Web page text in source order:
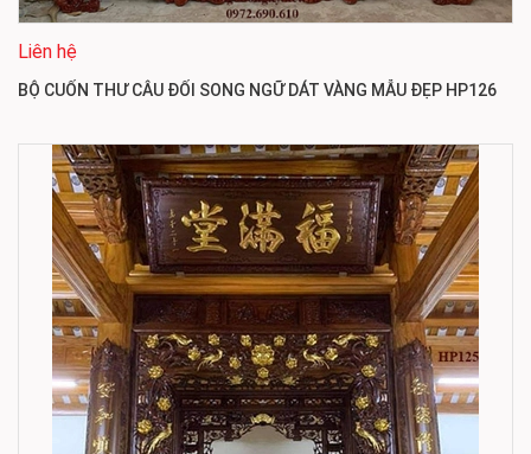
Liên hệ
BỘ CUỐN THƯ CÂU ĐỐI SONG NGỮ DÁT VÀNG MẪU ĐẸP HP126